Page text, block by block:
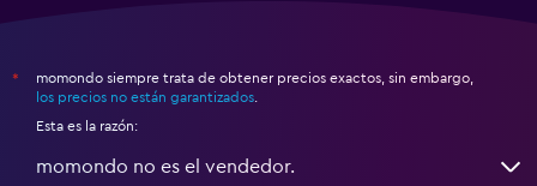
*
momondo siempre trata de obtener precios exactos, sin embargo,
los precios no están garantizados
Esta es la razón:
momondo no es el vendedor.